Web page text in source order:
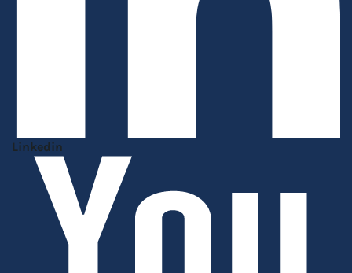
Linkedin